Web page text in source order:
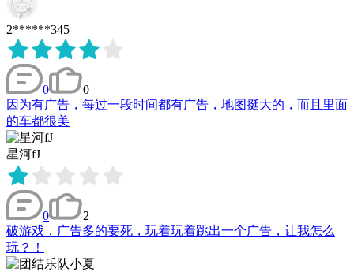
2******345
0
0
因为有广告，每过一段时间都有广告，地图挺大的，而且里面
的车都很美
星河fJ
0
2
破游戏，广告多的要死，玩着玩着跳出一个广告，让我怎么
玩？！